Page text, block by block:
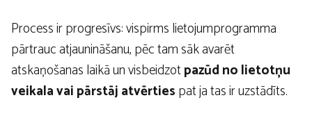
Process ir progresīvs: vispirms lietojumprogramma
pārtrauc atjaunināšanu, pēc tam sāk avarēt
atskaņošanas laikā un visbeidzotpazūd no lietotņu
veikala vai pārstāj atvērtiespat ja tas ir uzstādīts.